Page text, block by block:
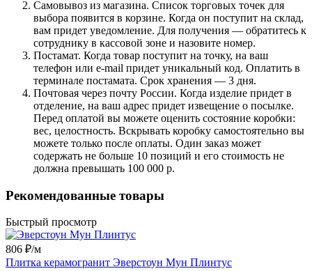
Самовывоз из магазина. Список торговых точек для
выбора появится в корзине. Когда он поступит на склад,
вам придет уведомление. Для получения — обратитесь к
сотруднику в кассовой зоне и назовите номер.
Постамат. Когда товар поступит на точку, на ваш
телефон или e-mail придет уникальный код. Оплатить в
терминале постамата. Срок хранения — 3 дня.
Почтовая через почту России. Когда изделие придет в
отделение, на ваш адрес придет извещение о посылке.
Перед оплатой вы можете оценить состояние коробки:
вес, целостность. Вскрывать коробку самостоятельно вы
можете только после оплаты. Один заказ может
содержать не больше 10 позиций и его стоимость не
должна превышать 100 000 р.
Рекомендованные товары
Быстрый просмотр
806 ₽/м
Плитка керамогранит Эверстоун Мун Плинтус